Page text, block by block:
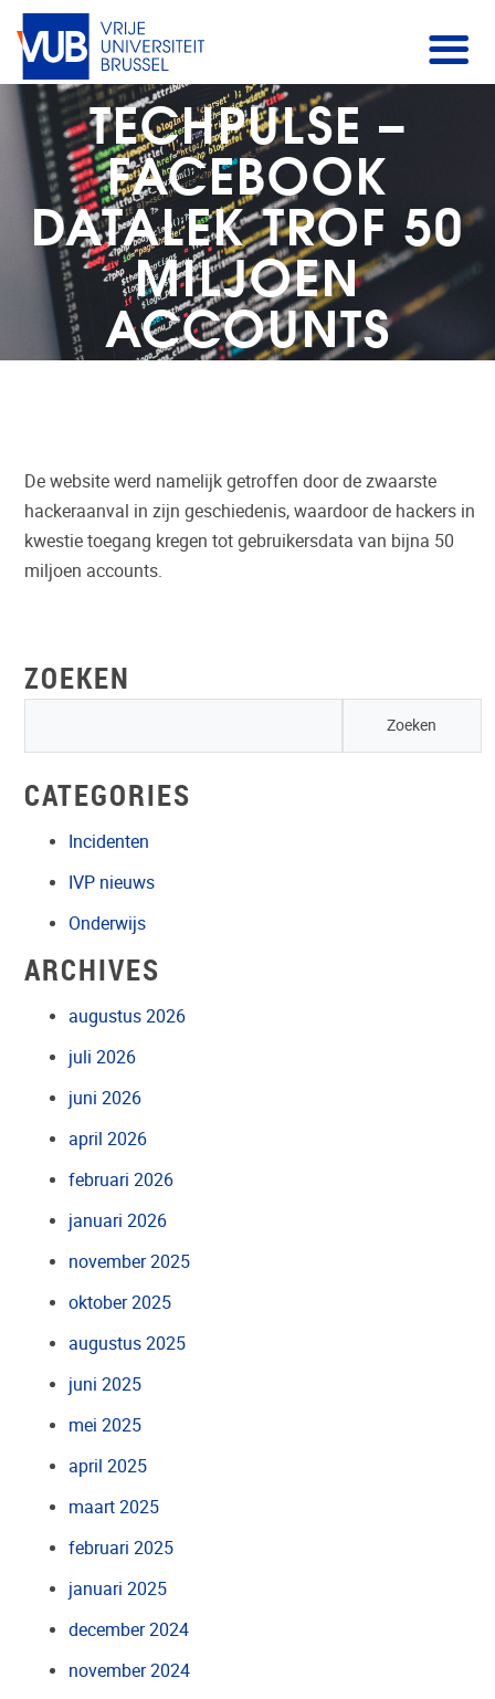
TECHPULSE –
FACEBOOK
DATALEK TROF 50
MILJOEN
ACCOUNTS
De website werd namelijk getroffen door de zwaarste
hackeraanval in zijn geschiedenis, waardoor de hackers in
kwestie toegang kregen tot gebruikersdata van bijna 50
miljoen accounts.
ZOEKEN
CATEGORIES
Incidenten
IVP nieuws
Onderwijs
ARCHIVES
augustus 2026
juli 2026
juni 2026
april 2026
februari 2026
januari 2026
november 2025
oktober 2025
augustus 2025
juni 2025
mei 2025
april 2025
maart 2025
februari 2025
januari 2025
december 2024
november 2024